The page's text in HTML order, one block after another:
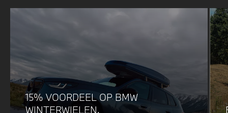
15% VOORDEEL OP BMW
WINTERWIELEN.